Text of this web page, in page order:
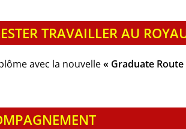
TRAVAILLER AU
avec la nouvelle« Graduate Route